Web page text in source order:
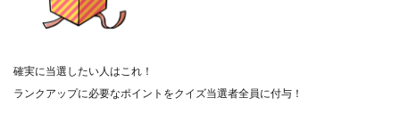
確実に当選したい人はこれ！
ランクアップに必要なポイントをクイズ当選者全員に付与！